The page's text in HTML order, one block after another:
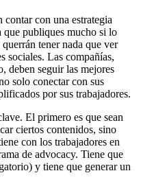
con una estrategia
que publiques mucho si lo
tener nada que ver
sociales. Las compañías,
deben seguir las mejores
solo conectar con sus
por sus trabajadores.
El primero es que sean
ciertos contenidos, sino
con los trabajadores en
de advocacy. Tiene que
y tiene que generar un